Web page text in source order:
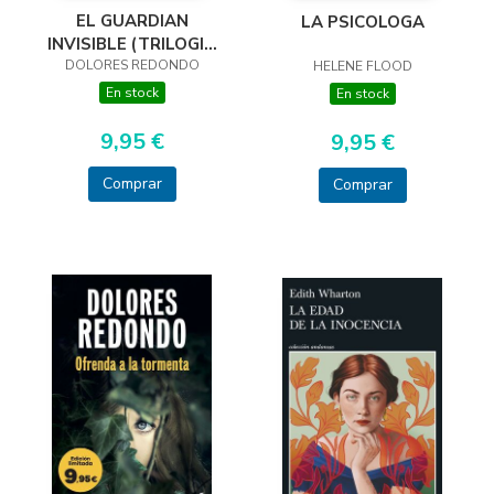
EL GUARDIAN
INVISIBLE (TRILOGIA
DEL BAZTAN, 1)
DOLORES REDONDO
En stock
9,95 €
Comprar
LA PSICOLOGA
HELENE FLOOD
En stock
9,95 €
Comprar